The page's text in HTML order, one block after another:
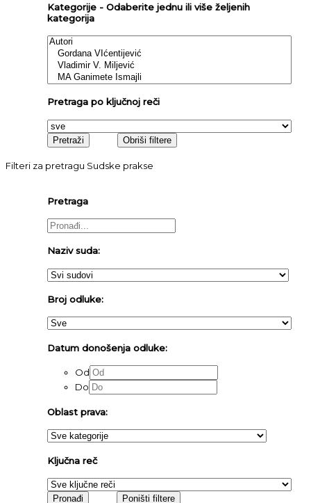
Kategorije - Odaberite jednu ili više željenih
kategorija
Pretraga po ključnoj reči
Filteri za pretragu Sudske prakse
Pretraga
Naziv suda:
Broj odluke:
Datum donošenja odluke:
Od
Do
Oblast prava:
Ključna reč